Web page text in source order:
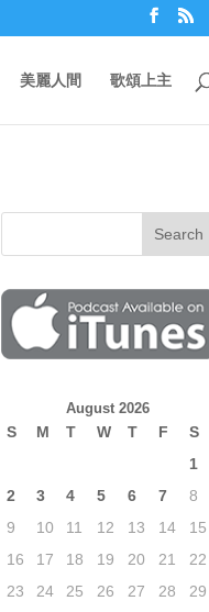
美麗人間 歌頌上主
August 2026
S M T W T F
S
1
2
3 4 5 6 7
8
9
10 11 12 13 14
15
16
17 18 19 20 21
22
23
24 25 26 27 28
29